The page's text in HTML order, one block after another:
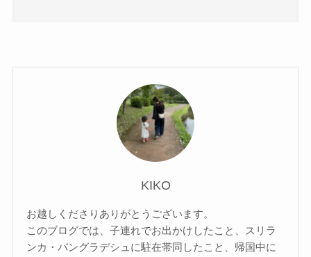
KIKO
お越しくださりありがとうございます。
このブログでは、子連れでお出かけしたこと、スリラ
ンカ・バングラデシュに駐在帯同したこと、帰国中に